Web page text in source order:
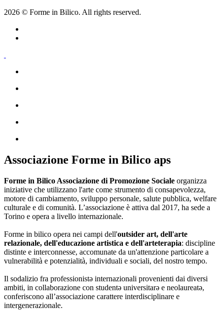
2026 © Forme in Bilico. All rights reserved.
Associazione Forme in Bilico aps
Forme in Bilico Associazione di Promozione Sociale organizza
iniziative che utilizzano l'arte come strumento di consapevolezza,
motore di cambiamento, sviluppo personale, salute pubblica, welfare
culturale e di comunità. L’associazione è attiva dal 2017, ha sede a
Torino e opera a livello internazionale.
Forme in bilico opera nei campi dell'outsider art, dell'arte
relazionale, dell'educazione artistica e dell'arteterapia: discipline
distinte e interconnesse, accomunate da un'attenzione particolare a
vulnerabilità e potenzialità, individuali e sociali, del nostro tempo.
Il sodalizio fra professionistə internazionali provenienti dai diversi
ambiti, in collaborazione con studentə universitarə e neolaureatə,
conferiscono all’associazione carattere interdisciplinare e
intergenerazionale.